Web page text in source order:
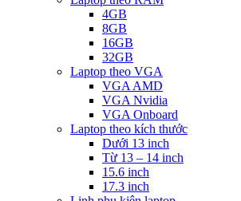
4GB
8GB
16GB
32GB
Laptop theo VGA
VGA AMD
VGA Nvidia
VGA Onboard
Laptop theo kích thước
Dưới 13 inch
Từ 13 – 14 inch
15.6 inch
17.3 inch